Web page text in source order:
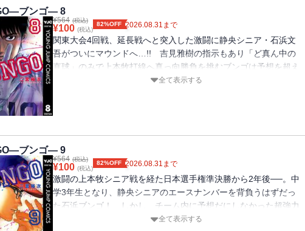
ブンゴ― 8
¥564 (税込)
¥100 (税込)
82%OFF 2026.08.31 まで
関東大会4回戦、延長戦へと突入した激闘に静央シニア・石浜文
吾がついにマウンドへ…!! 吉見雅樹の指示もあり「ど真ん中の
直球」のみで上本牧打線へ真っ向勝負を挑むブンゴは予想を超え
る圧倒的な投球を見せるものの、打席に吉見から本塁打を放った
全て表示する
ブンゴ― 9
¥564 (税込)
¥100 (税込)
82%OFF 2026.08.31 まで
激闘の上本牧シニア戦を経た日本選手権準決勝から2年後──。中
学3年生となり、静央シニアのエースナンバーを背負うはずだっ
た石浜ブンゴ！ しかし、チーム内に予想だにしなかった超強力
なライバルが誕生──!? 2年前、圧倒的な投球を見せつけたブン
全て表示する